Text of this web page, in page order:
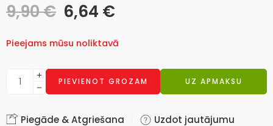
9,90€ 6,64 €
Pieejams mūsu noliktavā
PIEVIENOT GROZAM UZ APMAKSU
Piegāde & Atgriešana Uzdot jautājumu